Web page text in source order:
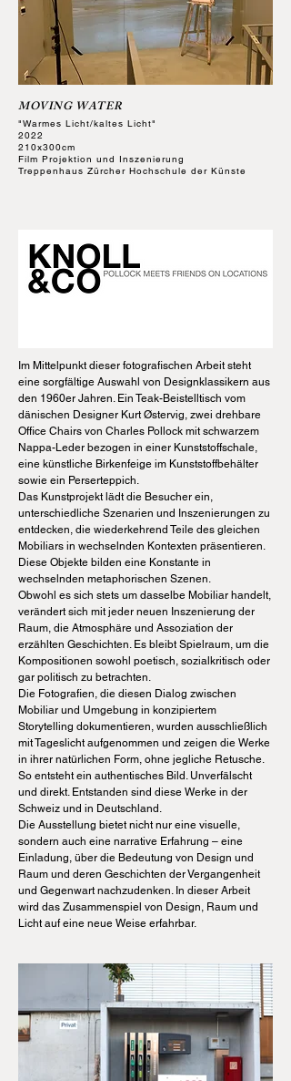
MOVING WATER
"Warmes Licht/kaltes Licht"
2022
210x300cm
Film Projektion und Inszenierung
Treppenhaus Zürcher Hochschule der Künste
Im Mittelpunkt dieser fotografischen Arbeit steht
eine sorgfältige Auswahl von Designklassikern aus
den 1960er Jahren. Ein Teak-Beistelltisch vom
dänischen Designer Kurt Østervig, zwei drehbare
Office Chairs von Charles Pollock mit schwarzem
Nappa-Leder bezogen in einer Kunststoffschale,
eine künstliche Birkenfeige im Kunststoffbehälter
sowie ein Perserteppich.
Das Kunstprojekt lädt die Besucher ein,
unterschiedliche Szenarien und Inszenierungen zu
entdecken, die wiederkehrend Teile des gleichen
Mobiliars in wechselnden Kontexten präsentieren.
Diese Objekte bilden eine Konstante in
wechselnden metaphorischen Szenen.
Obwohl es sich stets um dasselbe Mobiliar handelt,
verändert sich mit jeder neuen Inszenierung der
Raum, die Atmosphäre und Assoziation der
erzählten Geschichten. Es bleibt Spielraum, um die
Kompositionen sowohl poetisch, sozialkritisch oder
gar politisch zu betrachten.
Die Fotografien, die diesen Dialog zwischen
Mobiliar und Umgebung in konzipiertem
Storytelling dokumentieren, wurden ausschließlich
mit Tageslicht aufgenommen und zeigen die Werke
in ihrer natürlichen Form, ohne jegliche Retusche.
So entsteht ein authentisches Bild. Unverfälscht
und direkt. Entstanden sind diese Werke in der
Schweiz und in Deutschland.
Die Ausstellung bietet nicht nur eine visuelle,
sondern auch eine narrative Erfahrung – eine
Einladung, über die Bedeutung von Design und
Raum und deren Geschichten der Vergangenheit
und Gegenwart nachzudenken. In dieser Arbeit
wird das Zusammenspiel von Design, Raum und
Licht auf eine neue Weise erfahrbar.